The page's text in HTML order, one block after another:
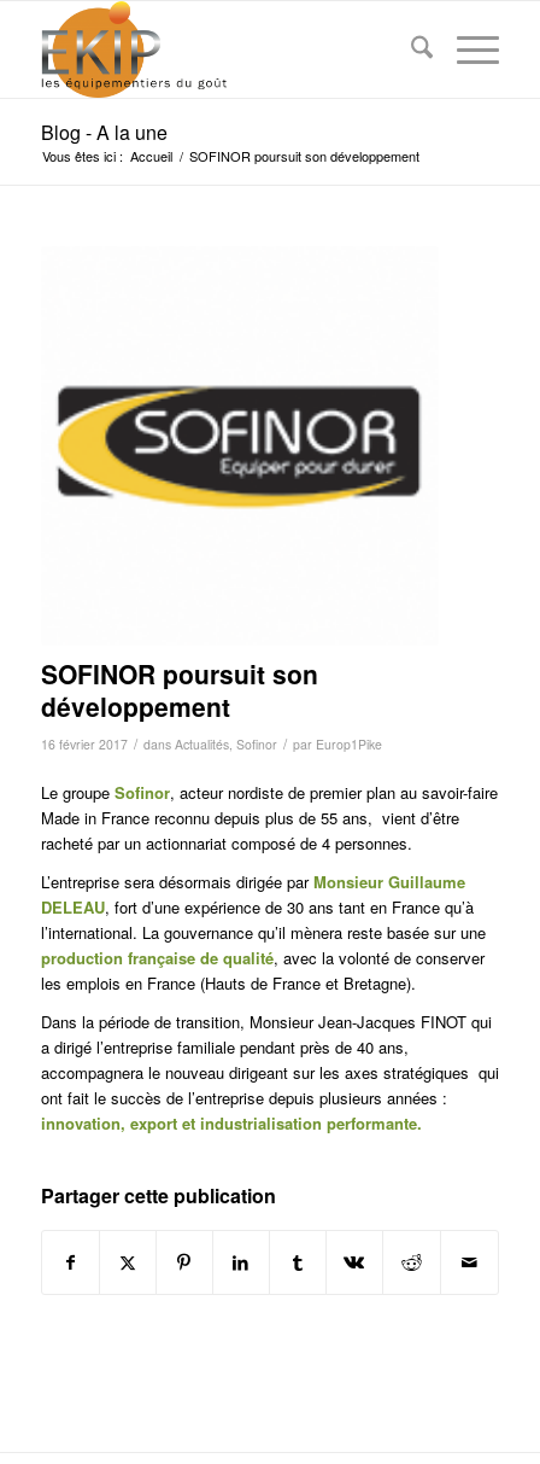
Blog - A la une
Vous êtes ici : Accueil / SOFINOR poursuit son développement
SOFINOR poursuit son
développement
16 février 2017 / dans Actualités, Sofinor / par Europ1Pike
Le groupeSofinor, acteur nordiste de premier plan au savoir-faire
Made in France reconnu depuis plus de 55 ans, vient d’être
racheté par un actionnariat composé de 4 personnes.
L’entreprise sera désormais dirigée parMonsieur Guillaume
DELEAU, fort d’une expérience de 30 ans tant en France qu’à
l’international. La gouvernance qu’il mènera reste basée sur une
production française de qualité, avec la volonté de conserver
les emplois en France (Hauts de France et Bretagne).
Dans la période de transition, Monsieur Jean-Jacques FINOT qui
a dirigé l’entreprise familiale pendant près de 40 ans,
accompagnera le nouveau dirigeant sur les axes stratégiques qui
ont fait le succès de l’entreprise depuis plusieurs années :
innovation, export et industrialisation performante.
Partager cette publication